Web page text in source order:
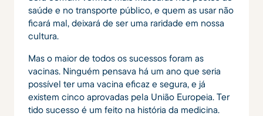
saúde e no transporte público, e quem as usar não
ficará mal, deixará de ser uma raridade em nossa
cultura.
Mas o maior de todos os sucessos foram as
vacinas. Ninguém pensava há um ano que seria
possível ter uma vacina eficaz e segura, e já
existem cinco aprovadas pela União Europeia. Ter
tido sucesso é um feito na história da medicina.